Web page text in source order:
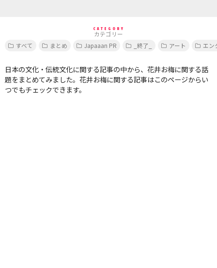
CATEGORY
カテゴリー
すべて
まとめ Japaaan PR _終了_ アート エン
日本の文化・伝統文化に関する記事の中から、花井お梅に関する話
題をまとめてみました。花井お梅に関する記事はこのページからい
つでもチェックできます。